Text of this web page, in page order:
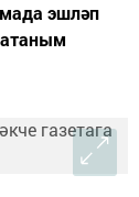
эшләп